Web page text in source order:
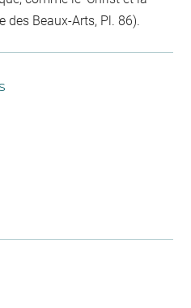
des Beaux-Arts, Pl. 86).